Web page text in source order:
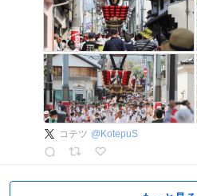
コテツ @ KotepuS